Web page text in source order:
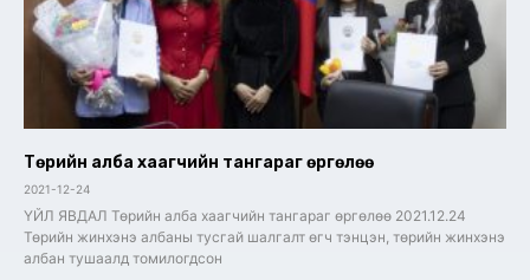
Төрийн алба хаагчийн тангараг өргөлөө
2021-12-24
ҮЙЛ ЯВДАЛ Төрийн алба хаагчийн тангараг өргөлөө 2021.12.24
Төрийн жинхэнэ албаны тусгай шалгалт өгч тэнцэн, төрийн жинхэнэ
албан тушаалд томилогдсон